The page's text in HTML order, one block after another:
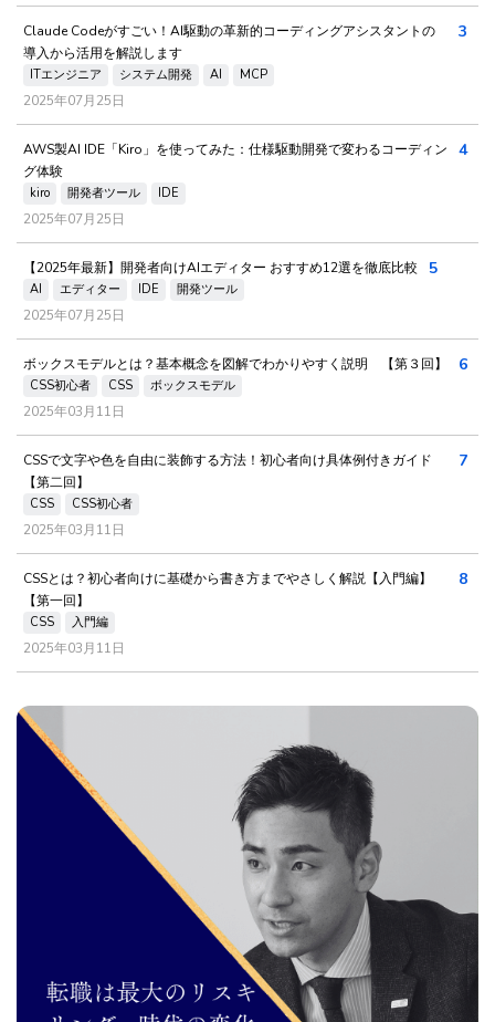
Claude Codeがすごい！AI駆動の革新的コーディングアシスタントの
導入から活用を解説します
ITエンジニア システム開発 AI MCP
2025年07月25日
3
AWS製AI IDE「Kiro」を使ってみた：仕様駆動開発で変わるコーディン
グ体験
kiro 開発者ツール IDE
2025年07月25日
4
【2025年最新】開発者向けAIエディター おすすめ12選を徹底比較
AI エディター IDE 開発ツール
2025年07月25日
5
ボックスモデルとは？基本概念を図解でわかりやすく説明 【第３回】
CSS初心者 CSS ボックスモデル
2025年03月11日
6
CSSで文字や色を自由に装飾する方法！初心者向け具体例付きガイド
【第二回】
CSS CSS初心者
2025年03月11日
7
CSSとは？初心者向けに基礎から書き方までやさしく解説【入門編】
【第一回】
CSS 入門編
2025年03月11日
8